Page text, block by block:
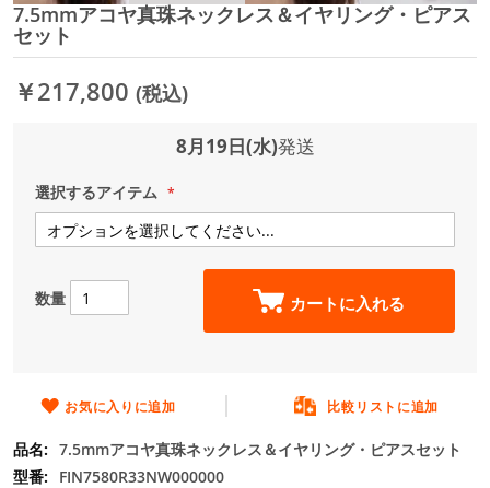
イ
メ
ー
ジ
ギ
7.5mmアコヤ真珠ネックレス＆イヤリング・ピアス
セット
￥217,800 (税込)
8月19日(水)発送
選択するアイテム
数量 カートに入れる
お気に入りに追加 比較リストに追加
7.5mmアコヤ真珠ネックレス＆イヤリング・ピアスセット
FIN7580R33NW000000